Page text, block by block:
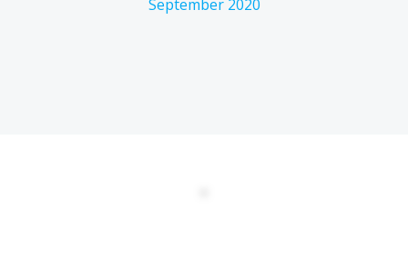
September 2020